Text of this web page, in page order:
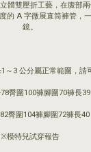
體雙壓折工藝，在腹部
的 A 字微展直筒褲管，
鏡。
3 公分屬正常範圍，請
臀圍100褲腳圍70褲長39
臀圍104褲腳圍72褲長40
※模特兒試穿報告